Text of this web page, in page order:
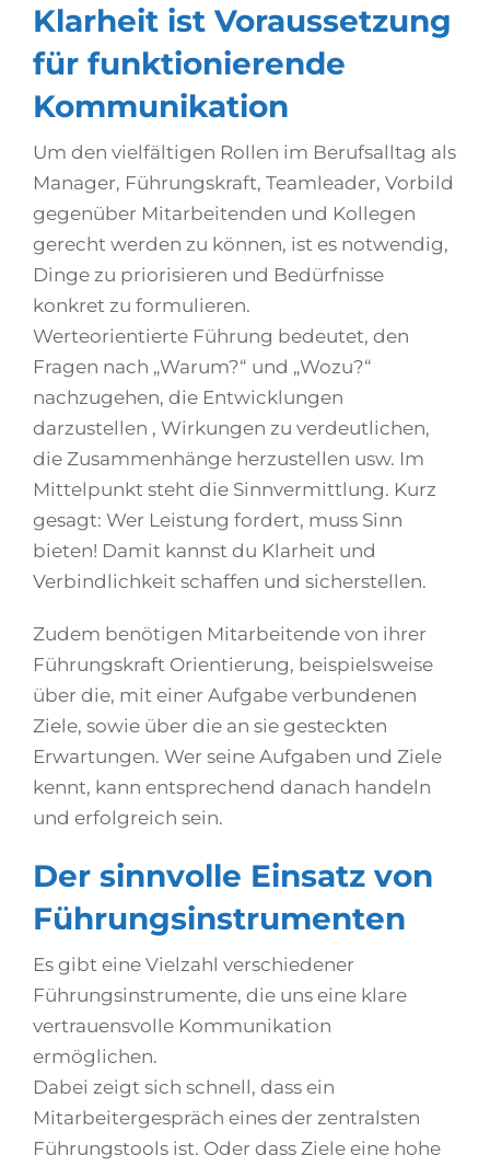
Klarheit ist Voraussetzung
für funktionierende
Kommunikation
Um den vielfältigen Rollen im Berufsalltag als
Manager, Führungskraft, Teamleader, Vorbild
gegenüber Mitarbeitenden und Kollegen
gerecht werden zu können, ist es notwendig,
Dinge zu priorisieren und Bedürfnisse
konkret zu formulieren.
Werteorientierte Führung bedeutet, den
Fragen nach „Warum?“ und „Wozu?“
nachzugehen, die Entwicklungen
darzustellen , Wirkungen zu verdeutlichen,
die Zusammenhänge herzustellen usw. Im
Mittelpunkt steht die Sinnvermittlung. Kurz
gesagt: Wer Leistung fordert, muss Sinn
bieten! Damit kannst du Klarheit und
Verbindlichkeit schaffen und sicherstellen.
Zudem benötigen Mitarbeitende von ihrer
Führungskraft Orientierung, beispielsweise
über die, mit einer Aufgabe verbundenen
Ziele, sowie über die an sie gesteckten
Erwartungen. Wer seine Aufgaben und Ziele
kennt, kann entsprechend danach handeln
und erfolgreich sein.
Der sinnvolle Einsatz von
Führungsinstrumenten
Es gibt eine Vielzahl verschiedener
Führungsinstrumente, die uns eine klare
vertrauensvolle Kommunikation
ermöglichen.
Dabei zeigt sich schnell, dass ein
Mitarbeitergespräch eines der zentralsten
Führungstools ist. Oder dass Ziele eine hohe